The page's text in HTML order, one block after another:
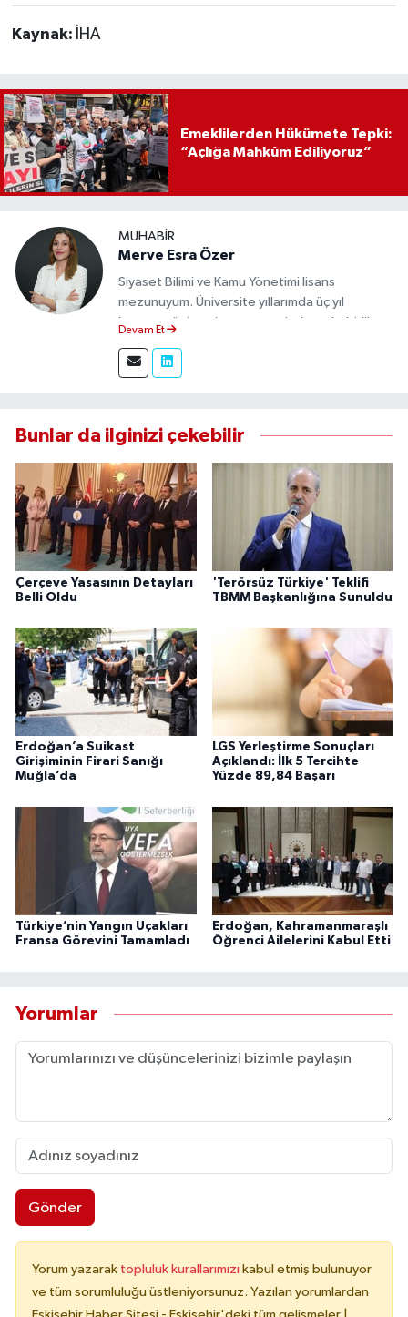
Kaynak: İHA
Emeklilerden Hükümete Tepki:
“Açlığa Mahkûm Ediliyoruz”
MUHABIR
Merve Esra Özer
Siyaset Bilimi ve Kamu Yönetimi lisans
mezunuyum. Üniversite yıllarımda üç yıl
boyunca üniversite gazetesinde muhabirlik
Haber'de sahadan doğru ve tarafsız bilgi
aktarımı sağlamaktayım.
Devam Et
Bunlar da ilginizi çekebilir
Çerçeve Yasasının Detayları
Belli Oldu
'Terörsüz Türkiye' Teklifi
TBMM Başkanlığına Sunuldu
Erdoğan’a Suikast
Girişiminin Firari Sanığı
Muğla’da
LGS Yerleştirme Sonuçları
Açıklandı: İlk 5 Tercihte
Yüzde 89,84 Başarı
Türkiye’nin Yangın Uçakları
Fransa Görevini Tamamladı
Erdoğan, Kahramanmaraşlı
Öğrenci Ailelerini Kabul Etti
Yorumlar
Gönder
Yorum yazarak topluluk kurallarımızı kabul etmiş bulunuyor
ve tüm sorumluluğu üstleniyorsunuz. Yazılan yorumlardan